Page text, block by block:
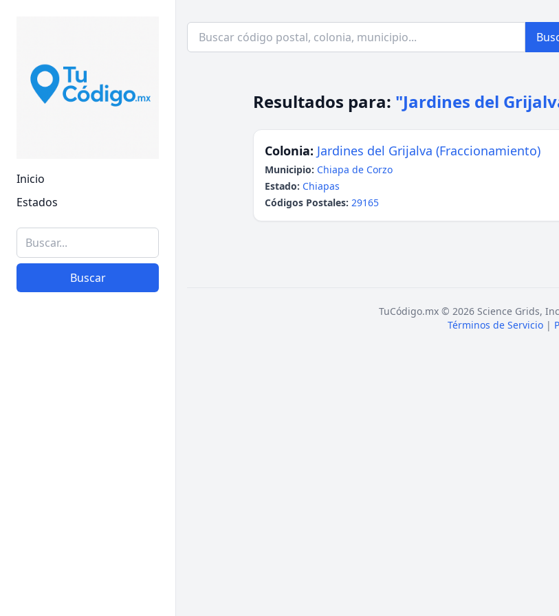
Inicio
Estados
Buscar
Resultados para: "Jardines del
Colonia: Jardines del Grijalva (Fraccionamiento)
Municipio: Chiapa de Corzo
Estado: Chiapas
Códigos Postales: 29165
TuCódigo.mx © 2026 Science Grids,
Términos de Servicio |